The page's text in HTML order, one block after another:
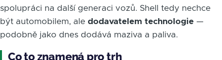
spolupráci na další generaci vozů. Shell tedy nechce
být automobilem, ale dodavatelem technologie —
podobně jako dnes dodává maziva a paliva.
Co to znamená pro trh